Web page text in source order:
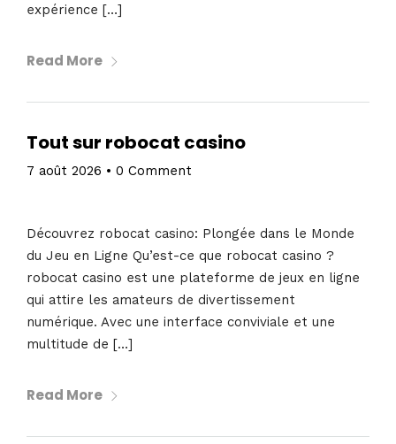
expérience […]
Read More
Tout sur robocat casino
7 août 2026 • 0 Comment
Découvrez robocat casino: Plongée dans le Monde
du Jeu en Ligne Qu’est-ce que robocat casino ?
robocat casino est une plateforme de jeux en ligne
qui attire les amateurs de divertissement
numérique. Avec une interface conviviale et une
multitude de […]
Read More
Topics